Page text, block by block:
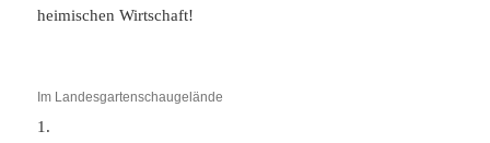
heimischen Wirtschaft!
Im Landesgartenschaugelände
1.